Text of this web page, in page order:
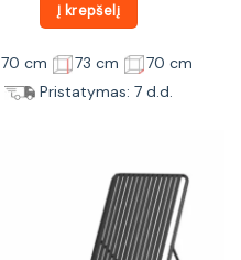
Į krepšelį
70 cm 73 cm
70 cm
Pristatymas: 7 d.d.